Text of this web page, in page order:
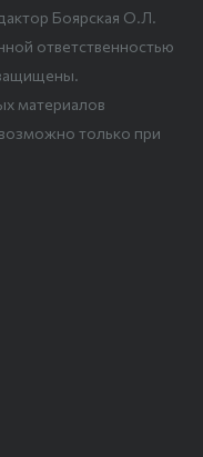
Боярская О.Л.
ответственностью
материалов
только при